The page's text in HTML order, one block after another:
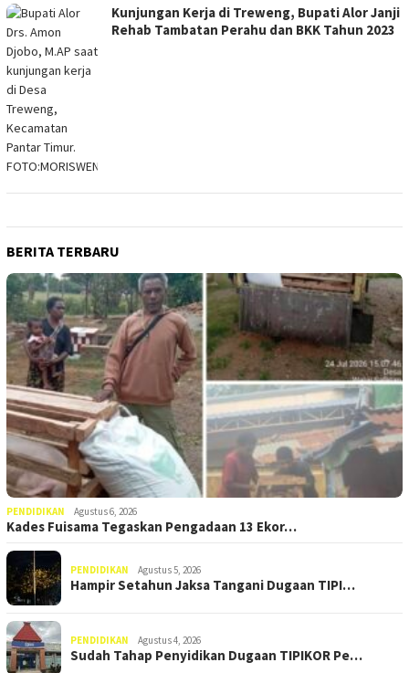
Kunjungan Kerja di Treweng, Bupati Alor Janji
Rehab Tambatan Perahu dan BKK Tahun 2023
BERITA TERBARU
PENDIDIKAN Agustus 6, 2026
Kades Fuisama Tegaskan Pengadaan 13 Ekor…
PENDIDIKAN Agustus 5, 2026
Hampir Setahun Jaksa Tangani Dugaan TIPI…
PENDIDIKAN Agustus 4, 2026
Sudah Tahap Penyidikan Dugaan TIPIKOR Pe…